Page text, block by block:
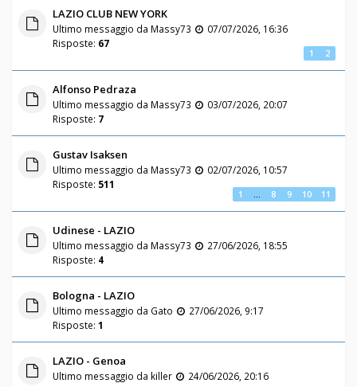
LAZIO CLUB NEW YORK
Ultimo messaggio da Massy73
07/07/2026, 16:36
Risposte: 67
1 2
Alfonso Pedraza
Ultimo messaggio da Massy73
03/07/2026, 20:07
Risposte: 7
Gustav Isaksen
Ultimo messaggio da Massy73
02/07/2026, 10:57
Risposte: 511
1 8 9 10 11
Udinese - LAZIO
Ultimo messaggio da Massy73
27/06/2026, 18:55
Risposte: 4
Bologna - LAZIO
Ultimo messaggio da Gato
27/06/2026, 9:17
Risposte: 1
LAZIO - Genoa
Ultimo messaggio da killer 24/06/2026, 20:16